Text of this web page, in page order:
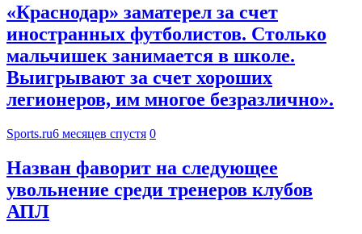
«Краснодар» заматерел за счет
иностранных футболистов. Столько
мальчишек занимается в школе.
Выигрывают за счет хороших
легионеров, им многое безразлично».
Sports.ru6 месяцев спустя 0
Назван фаворит на следующее
увольнение среди тренеров клубов
АПЛ